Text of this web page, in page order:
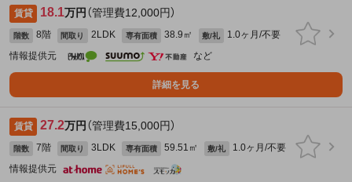
賃貸 18.1万円 （管理費12,000円）
階数 8階 間取り 2LDK 専有面積 38.9㎡ 敷/礼
1.0ヶ月/不要
情報提供元
など
詳細を見る
賃貸 27.2万円 （管理費15,000円）
階数 7階 間取り 3LDK 専有面積 59.51㎡ 敷/礼
1.0ヶ月/不要
情報提供元